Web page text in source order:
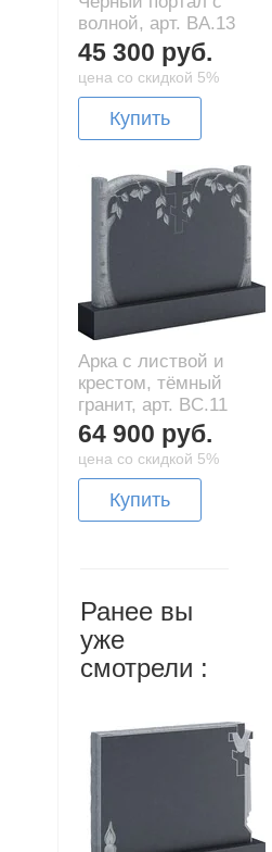
волной, арт. BA.13
45 300 руб.
цена со скидкой 5%
Купить
Арка с листвой и
крестом, тёмный
гранит, арт. BC.11
64 900 руб.
цена со скидкой 5%
Купить
Ранее вы
уже
смотрели :